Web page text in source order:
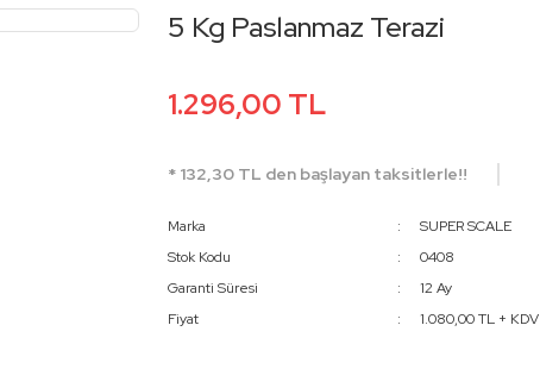
5 Kg Paslanmaz Terazi
1.296,00 TL
* 132,30 TL den başlayan taksitlerle!!
Marka
SUPER SCALE
Stok Kodu
0408
Garanti Süresi
12 Ay
Fiyat
1.080,00 TL + KDV